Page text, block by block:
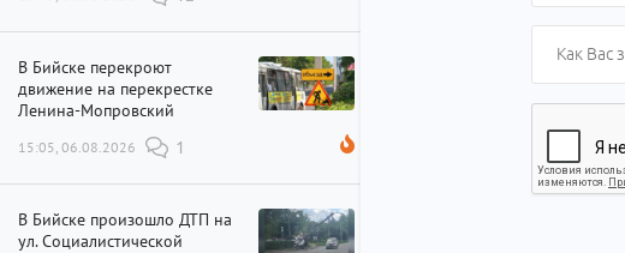
В Бийске перекроют
движение на перекрестке
Ленина-Мопровский
15:05, 06.08.2026 1
В Бийске произошло ДТП на
ул. Социалистической